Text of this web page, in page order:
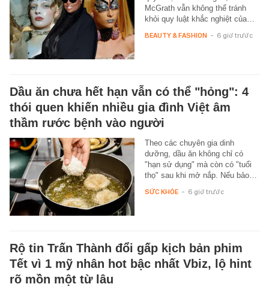
McGrath vẫn không thể tránh
khỏi quy luật khắc nghiệt của…
BEAUTY & FASHION - 6 giờ trước
Dầu ăn chưa hết hạn vẫn có thể "hỏng": 4
thói quen khiến nhiều gia đình Việt âm
thầm rước bệnh vào người
Theo các chuyên gia dinh
dưỡng, dầu ăn không chỉ có
"hạn sử dụng" mà còn có "tuổi
thọ" sau khi mở nắp. Nếu bảo…
SỨC KHỎE - 6 giờ trước
Rộ tin Trấn Thành đổi gấp kịch bản phim
Tết vì 1 mỹ nhân hot bậc nhất Vbiz, lộ hint
rõ mồn một từ lâu